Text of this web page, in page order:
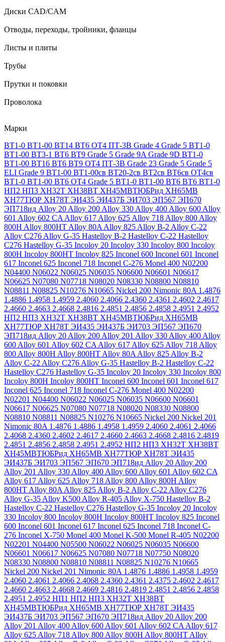
Диски CAD/CAM
Отводы, переходы, тройники, фланцы
Листы и плиты
Трубы
Прутки и поковки
Проволока
Марки
ВТ1-0 ВТ1-00 ВТ14 ВТ6 ОТ4 ПТ-3В Grade 4 Grade 5 ВТ1-0
ВТ1-00 ВТ3-1 ВТ6 ВТ9 Grade 5 Grade 9A Grade 9D ВТ1-0
ВТ1-00 ВТ16 ВТ6 ВТ9 ОТ4 ПТ-3В Grade 23 Grade 5 Grade 5
ELI Grade 9 ВТ1-00 ВТ1-00св ВТ20-2св ВТ2св ВТ6св ОТ4св
ВТ1-0 ВТ1-00 ВТ6 ОТ4 Grade 5 ВТ1-0 ВТ1-00 ВТ6 ВТ6 ВТ1-0
НП2 НП3 ХН32Т ХН38ВТ ХН45МВТЮБРид ХН65МВ
ХН77ТЮР ХН78Т ЭИ435 ЭИ437Б ЭИ703 ЭП567 ЭП670
ЭП718ид Alloy 20 Alloy 200 Alloy 330 Alloy 400 Alloy 600 Alloy
601 Alloy 602 CA Alloy 617 Alloy 625 Alloy 718 Alloy 800 Alloy
800H Alloy 800HT Alloy 80A Alloy 825 Alloy B-2 Alloy C-22
Alloy C276 Alloy G-35 Hastelloy B-2 Hastelloy C-22 Hastelloy
C276 Hastelloy G-35 Incoloy 20 Incoloy 330 Incoloy 800 Incoloy
800H Incoloy 800HT Incoloy 825 Inconel 600 Inconel 601 Inconel
617 Inconel 625 Inconel 718 Inconel C-276 Monel 400 N02200
N04400 N06022 N06025 N06035 N06600 N06601 N06617
N06625 N07080 N07718 N08020 N08330 N08800 N08810
N08811 N08825 N10276 N10665 Nickel 200 Nimonic 80A 1.4876
1.4886 1.4958 1.4959 2.4060 2.4066 2.4360 2.4361 2.4602 2.4617
2.4660 2.4663 2.4668 2.4816 2.4851 2.4856 2.4858 2.4951 2.4952
НП2 НП3 ХН32Т ХН38ВТ ХН45МВТЮБРид ХН65МВ
ХН77ТЮР ХН78Т ЭИ435 ЭИ437Б ЭИ703 ЭП567 ЭП670
ЭП718ид Alloy 20 Alloy 200 Alloy 201 Alloy 330 Alloy 400 Alloy
600 Alloy 601 Alloy 602 CA Alloy 617 Alloy 625 Alloy 718 Alloy
800 Alloy 800H Alloy 800HT Alloy 80A Alloy 825 Alloy B-2
Alloy C-22 Alloy C276 Alloy G-35 Hastelloy B-2 Hastelloy C-22
Hastelloy C276 Hastelloy G-35 Incoloy 20 Incoloy 330 Incoloy 800
Incoloy 800H Incoloy 800HT Inconel 600 Inconel 601 Inconel 617
Inconel 625 Inconel 718 Inconel C-276 Monel 400 N02200
N02201 N04400 N06022 N06025 N06035 N06600 N06601
N06617 N06625 N07080 N07718 N08020 N08330 N08800
N08810 N08811 N08825 N10276 N10665 Nickel 200 Nickel 201
Nimonic 80A 1.4876 1.4886 1.4958 1.4959 2.4060 2.4061 2.4066
2.4068 2.4360 2.4602 2.4617 2.4660 2.4663 2.4668 2.4816 2.4819
2.4851 2.4856 2.4858 2.4951 2.4952 НП2 НП3 ХН32Т ХН38ВТ
ХН45МВТЮБРид ХН65МВ ХН77ТЮР ХН78Т ЭИ435
ЭИ437Б ЭИ703 ЭП567 ЭП670 ЭП718ид Alloy 20 Alloy 200
Alloy 201 Alloy 330 Alloy 400 Alloy 600 Alloy 601 Alloy 602 CA
Alloy 617 Alloy 625 Alloy 718 Alloy 800 Alloy 800H Alloy
800HT Alloy 80A Alloy 825 Alloy B-2 Alloy C-22 Alloy C276
Alloy G-35 Alloy K500 Alloy R-405 Alloy X-750 Hastelloy B-2
Hastelloy C-22 Hastelloy C276 Hastelloy G-35 Incoloy 20 Incoloy
330 Incoloy 800 Incoloy 800H Incoloy 800HT Incoloy 825 Inconel
600 Inconel 601 Inconel 617 Inconel 625 Inconel 718 Inconel C-
276 Inconel X-750 Monel 400 Monel K-500 Monel R-405 N02200
N02201 N04400 N05500 N06022 N06025 N06035 N06600
N06601 N06617 N06625 N07080 N07718 N07750 N08020
N08330 N08800 N08810 N08811 N08825 N10276 N10665
Nickel 200 Nickel 201 Nimonic 80A 1.4876 1.4886 1.4958 1.4959
2.4060 2.4061 2.4066 2.4068 2.4360 2.4361 2.4375 2.4602 2.4617
2.4660 2.4663 2.4668 2.4669 2.4816 2.4819 2.4851 2.4856 2.4858
2.4951 2.4952 НП1 НП2 НП3 ХН32Т ХН38ВТ
ХН45МВТЮБРид ХН65МВ ХН77ТЮР ХН78Т ЭИ435
ЭИ437Б ЭИ703 ЭП567 ЭП670 ЭП718ид Alloy 20 Alloy 200
Alloy 201 Alloy 400 Alloy 600 Alloy 601 Alloy 602 CA Alloy 617
Alloy 625 Alloy 718 Alloy 800 Alloy 800H Alloy 800HT Alloy